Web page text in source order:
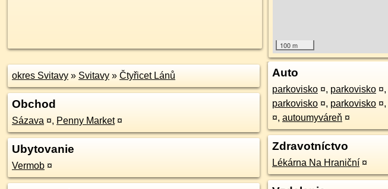
100 m
okres Svitavy » Svitavy » Čtyřicet Lánů
Obchod
Sázava ¤, Penny Market ¤
Ubytovanie
Vermob ¤
Auto
parkovisko ¤, parkovisko ¤,
parkovisko ¤, parkovisko ¤,
¤, autoumyváreň ¤
Zdravotníctvo
Lékárna Na Hraniční ¤